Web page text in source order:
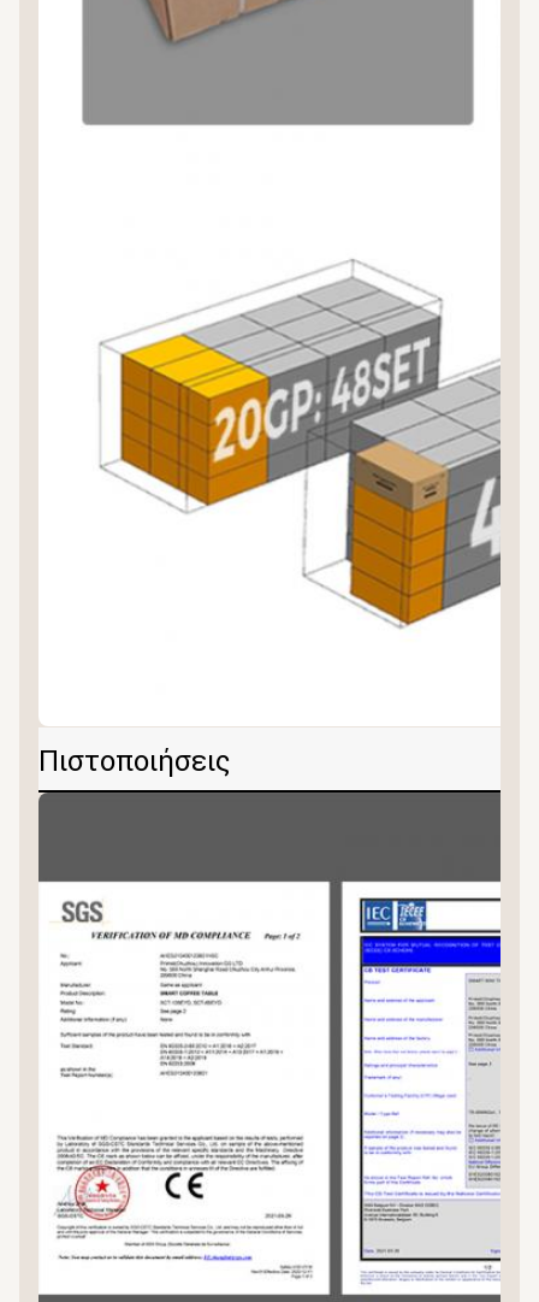
Πιστοποιήσεις